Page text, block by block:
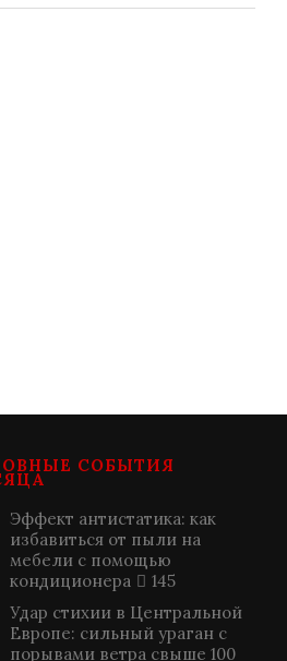
СОБЫТИЯ
Эффект антистатика: как
избавиться от пыли на
мебели с помощью
кондиционера
145
Удар стихии в Центральной
Европе: сильный ураган с
порывами ветра свыше 100